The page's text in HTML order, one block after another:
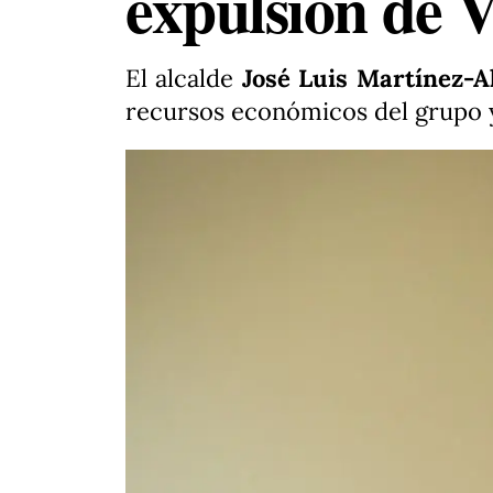
El alcalde José Luis Martínez-
recursos económicos del